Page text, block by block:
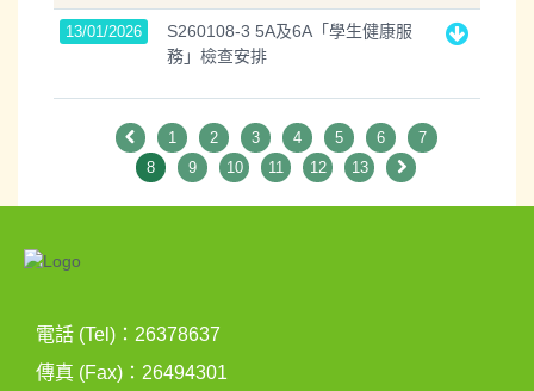
13/01/2026
S260108-3 5A及6A「學生健康服
務」檢查安排
1 2 3 4 5 6
7
8
9 10 11 12 13
電話 (Tel)：26378637
傳真 (Fax)：26494301